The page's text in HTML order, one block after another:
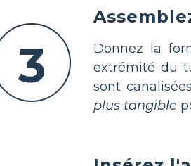
3
Donnez la
extrémité du
sont
plus tangible